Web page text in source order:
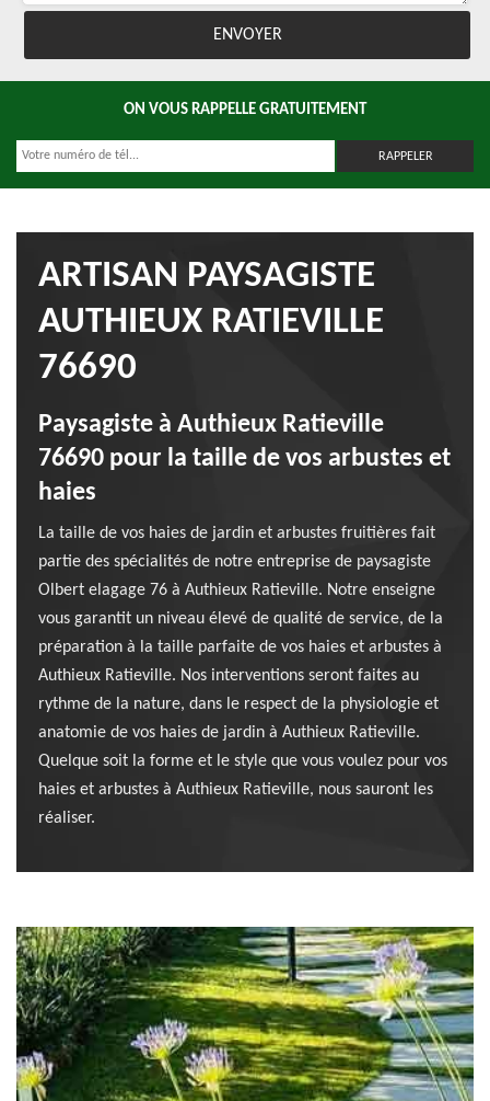
ON VOUS RAPPELLE GRATUITEMENT
ARTISAN PAYSAGISTE
AUTHIEUX RATIEVILLE
76690
Paysagiste à Authieux Ratieville
76690 pour la taille de vos arbustes et
haies
La taille de vos haies de jardin et arbustes fruitières fait
partie des spécialités de notre entreprise de paysagiste
Olbert elagage 76 à Authieux Ratieville. Notre enseigne
vous garantit un niveau élevé de qualité de service, de la
préparation à la taille parfaite de vos haies et arbustes à
Authieux Ratieville. Nos interventions seront faites au
rythme de la nature, dans le respect de la physiologie et
anatomie de vos haies de jardin à Authieux Ratieville.
Quelque soit la forme et le style que vous voulez pour vos
haies et arbustes à Authieux Ratieville, nous sauront les
réaliser.